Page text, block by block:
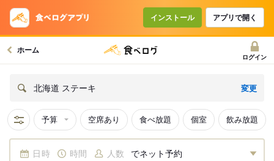
インストール アプリで開く
ホーム
ログイン
北海道 ステーキ 変更
予算 空席あり 食べ放題 個室 飲み放題
日時 時間 人数 でネット予約